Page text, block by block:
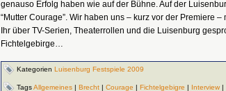
genauso Erfolg haben wie auf der Bühne. Auf der
“Mutter Courage”. Wir haben uns – kurz vor der Premiere
Ihr über TV-Serien, Theaterrollen und die Luisenburg
Fichtelgebirge…
Kategorien Luisenburg Festspiele 2009
TagsAllgemeines | Brecht | Courage | Fichtelgebigre | Interview |